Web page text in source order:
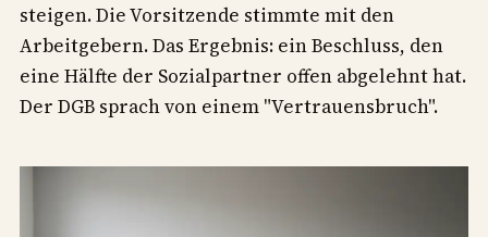
steigen. Die Vorsitzende stimmte mit den
Arbeitgebern. Das Ergebnis: ein Beschluss, den
eine Hälfte der Sozialpartner offen abgelehnt hat.
Der DGB sprach von einem "Vertrauensbruch".